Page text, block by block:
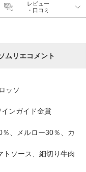
レビュー
・口コミ
ムリエコメント
ッソ
ンガイド金賞
、メルロー30％、カ
トソース、細切り牛肉